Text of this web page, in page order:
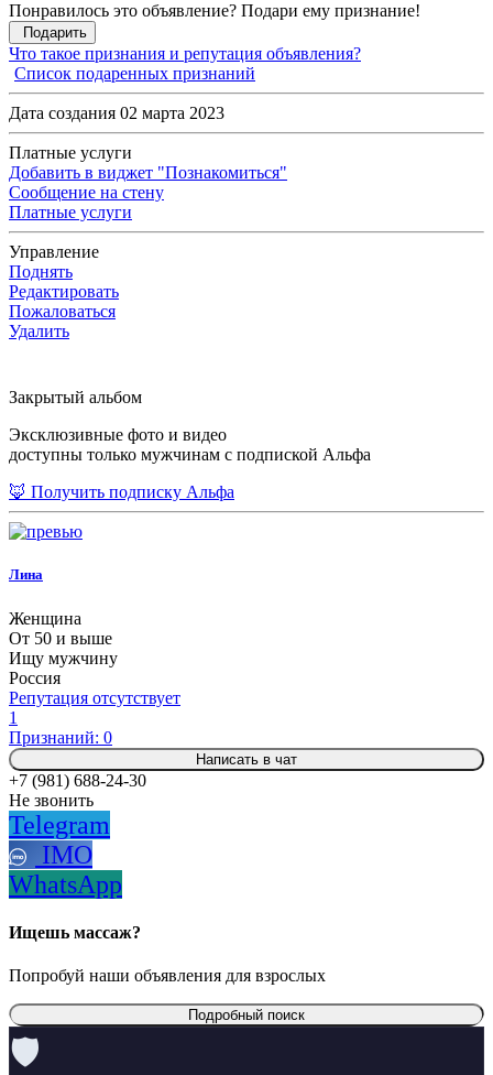
Понравилось это объявление? Подари ему признание!
Подарить
Что такое признания и репутация объявления?
Список подаренных признаний
Дата создания 02 марта 2023
Платные услуги
Добавить в виджет "Познакомиться"
Сообщение на стену
Платные услуги
Управление
Поднять
Редактировать
Пожаловаться
Удалить
Закрытый альбом
Эксклюзивные фото и видео
доступны только мужчинам с подпиской Альфа
🦊 Получить подписку Альфа
Лина
Женщина
От 50 и выше
Ищу мужчину
Россия
Репутация отсутствует
1
Признаний: 0
Написать в чат
+7 (981) 688-24-30
Не звонить
Telegram
IMO
WhatsApp
Ищешь массаж?
Попробуй наши объявления для взрослых
Подробный поиск
🛡